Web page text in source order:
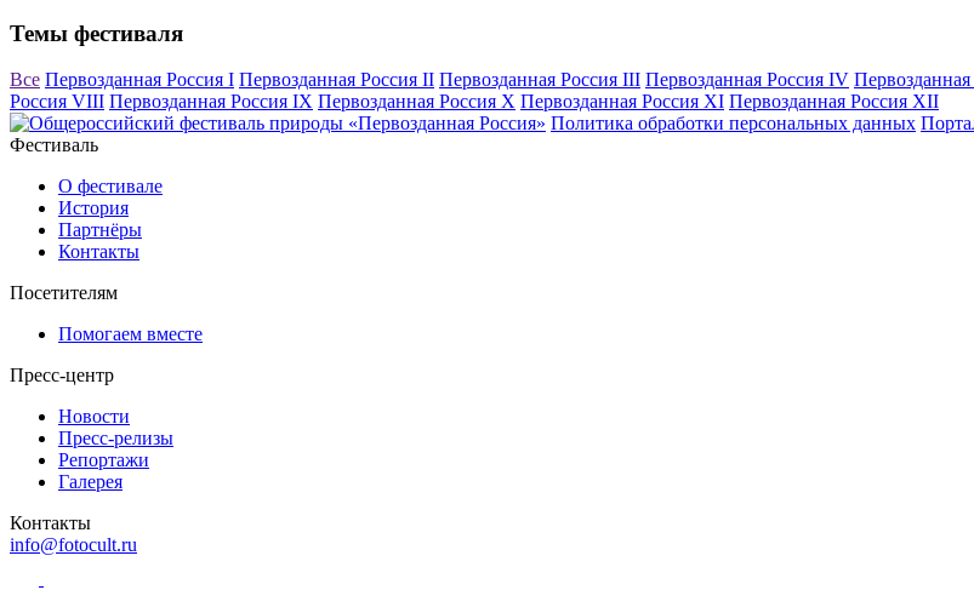
Темы фестиваля
Все Первозданная Россия I Первозданная Россия II Первозданная Россия III Первозданная Россия IV
Россия VIII Первозданная Россия IX Первозданная Россия X Первозданная Россия XI Первозданная Россия XII
Политика обработки персональных данных
Фестиваль
О фестивале
История
Партнёры
Контакты
Посетителям
Помогаем вместе
Пресс-центр
Новости
Пресс-релизы
Репортажи
Галерея
Контакты
info@fotocult.ru